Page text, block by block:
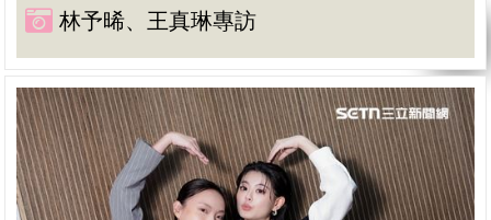
林予晞、王真琳專訪